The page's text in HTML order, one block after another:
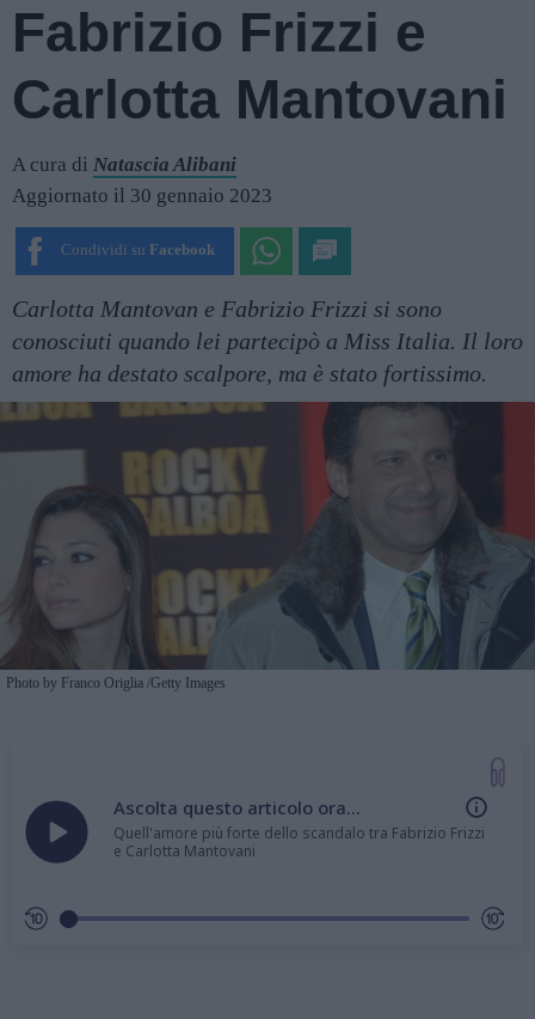
Fabrizio Frizzi e
Carlotta Mantovani
A cura di Natascia Alibani
Aggiornato il 30 gennaio 2023
Condividi su Facebook
Carlotta Mantovan e Fabrizio Frizzi si sono
conosciuti quando lei partecipò a Miss Italia. Il loro
amore ha destato scalpore, ma è stato fortissimo.
Photo by Franco Origlia /Getty Images
Ascolta questo articolo ora...
Quell'amore più forte dello scandalo tra Fabrizio Frizzi
e Carlotta Mantovani